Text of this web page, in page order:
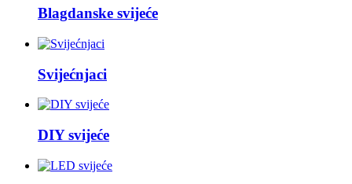
Blagdanske svijeće
Svijećnjaci
DIY svijeće